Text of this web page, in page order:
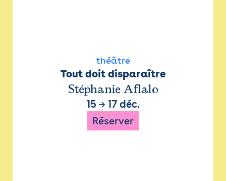
théâtre
Tout doit disparaître
Stéphanie Aflalo
15 → 17 déc.
Réserver